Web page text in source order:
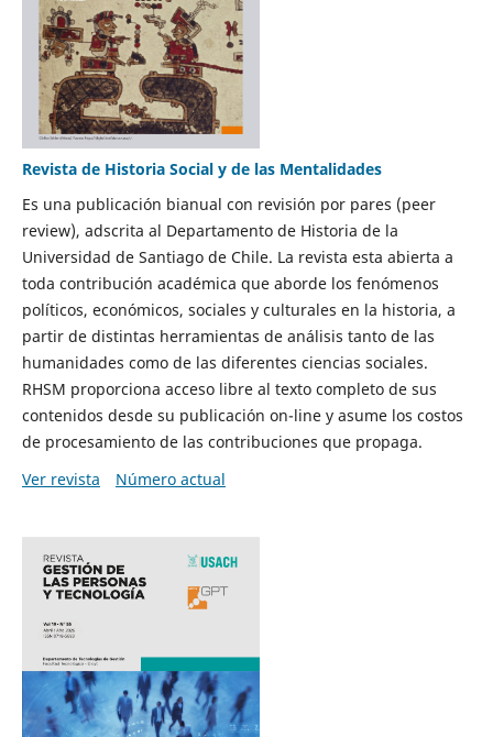
Revista de Historia Social y de las Mentalidades
Es una publicación bianual con revisión por pares (peer
review), adscrita al Departamento de Historia de la
Universidad de Santiago de Chile. La revista esta abierta a
toda contribución académica que aborde los fenómenos
políticos, económicos, sociales y culturales en la historia, a
partir de distintas herramientas de análisis tanto de las
humanidades como de las diferentes ciencias sociales.
RHSM proporciona acceso libre al texto completo de sus
contenidos desde su publicación on-line y asume los costos
de procesamiento de las contribuciones que propaga.
Ver revista
Número actual